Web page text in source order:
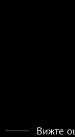
Вижте